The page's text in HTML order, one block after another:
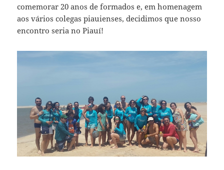
comemorar 20 anos de formados e, em homenagem
aos vários colegas piauienses, decidimos que nosso
encontro seria no Piauí!